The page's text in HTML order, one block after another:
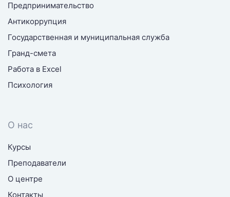
Предпринимательство
Антикоррупция
Государственная и муниципальная служба
Гранд-смета
Работа в Excel
Психология
О нас
Курсы
Преподаватели
О центре
Контакты